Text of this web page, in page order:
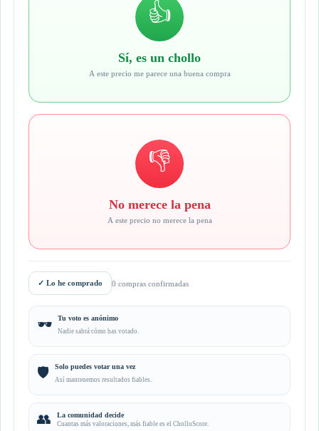
👍
Sí, es un chollo
A este precio me parece una buena compra
👎
No merece la pena
A este precio no merece la pena
✓ Lo he comprado 0 compras confirmadas
🕶️ Tu voto es anónimo
Nadie sabrá cómo has votado.
🛡️ Solo puedes votar una vez
Así mantenemos resultados fiables.
👥 La comunidad decide
Cuantas más valoraciones, más fiable es el CholloScore.